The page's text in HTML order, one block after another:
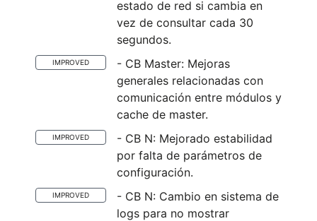
estado de red si cambia en
vez de consultar cada 30
segundos.
IMPROVED
- CB Master: Mejoras
generales relacionadas con
comunicación entre módulos y
cache de master.
IMPROVED
- CB N: Mejorado estabilidad
por falta de parámetros de
configuración.
IMPROVED
- CB N: Cambio en sistema de
logs para no mostrar